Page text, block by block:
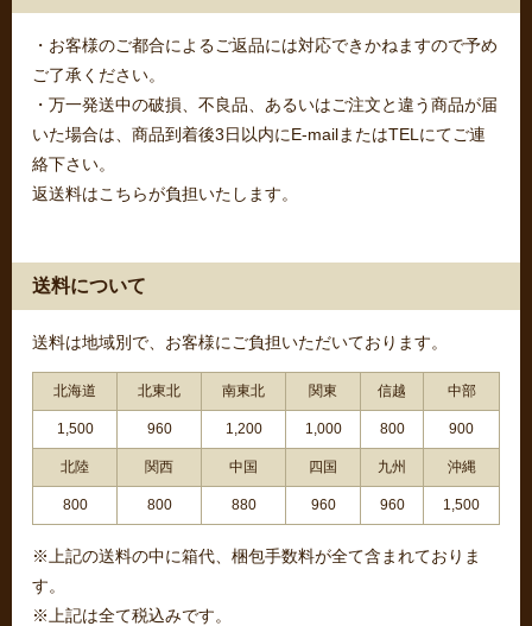
・お客様のご都合によるご返品には対応できかねますので予め
ご了承ください。
・万一発送中の破損、不良品、あるいはご注文と違う商品が届
いた場合は、商品到着後3日以内にE-mailまたはTELにてご連
絡下さい。
返送料はこちらが負担いたします。
送料について
送料は地域別で、お客様にご負担いただいております。
北海道 北東北 南東北 関東 信越 中部
1,500 960 1,200 1,000 800 900
北陸 関西 中国 四国 九州 沖縄
800 800 880 960 960 1,500
※上記の送料の中に箱代、梱包手数料が全て含まれておりま
す。
※上記は全て税込みです。